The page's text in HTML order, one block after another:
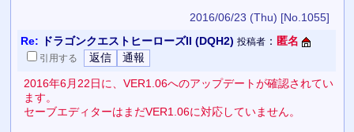
2016/06/23 (Thu) [No.1055]
Re: ドラゴンクエストヒーローズII (DQH2) 投稿者： 匿名
引用する
2016年6月22日に、VER1.06へのアップデートが確認されてい
ます。
セーブエディターはまだVER1.06に対応していません。